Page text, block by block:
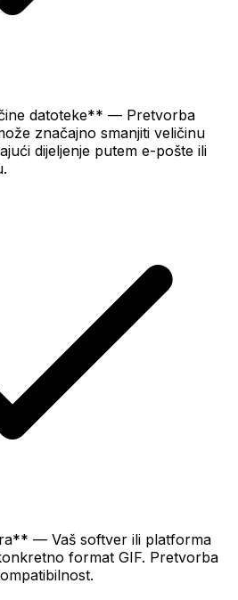
datoteke** — Pretvorba
značajno smanjiti veličinu
dijeljenje putem e-pošte ili
— Vaš softver ili platforma
format GIF. Pretvorba